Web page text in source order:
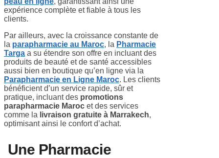
expérience complète et fiable à tous les
clients.
Par ailleurs, avec la croissance constante de
la parapharmacie au Maroc, la Pharmacie
Targa a su étendre son offre en incluant des
produits de beauté et de santé accessibles
aussi bien en boutique qu’en ligne via la
Parapharmacie en Ligne Maroc. Les clients
bénéficient d’un service rapide, sûr et
pratique, incluant des promotions
parapharmacie Maroc et des services
comme la livraison gratuite à Marrakech,
optimisant ainsi le confort d’achat.
Une Pharmacie